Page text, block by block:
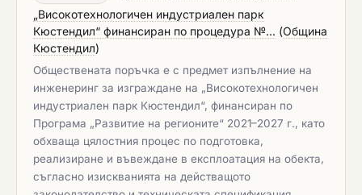
„Високотехнологичен индустриален парк
Кюстендил“ финансиран по процедура №... (Община
Кюстендил)
Обществената поръчка е с предмет изпълнение на
инженеринг за изграждане на „Високотехнологичен
индустриален парк Кюстендил“, финансиран по
Програма „Развитие на регионите“ 2021–2027 г., като
обхваща цялостния процес по подготовка,
реализиране и въвеждане в експлоатация на обекта,
съгласно изискванията на действащото